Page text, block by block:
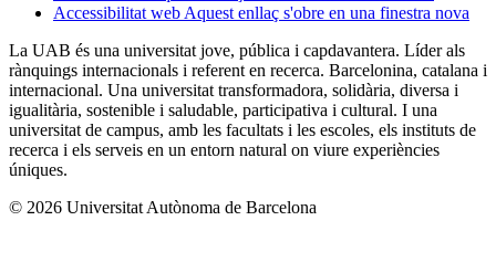
Accessibilitat web Aquest enllaç s'obre en una finestra nova
La UAB és una universitat jove, pública i capdavantera. Líder als
rànquings internacionals i referent en recerca. Barcelonina, catalana i
internacional. Una universitat transformadora, solidària, diversa i
igualitària, sostenible i saludable, participativa i cultural. I una
universitat de campus, amb les facultats i les escoles, els instituts de
recerca i els serveis en un entorn natural on viure experiències
úniques.
© 2026 Universitat Autònoma de Barcelona